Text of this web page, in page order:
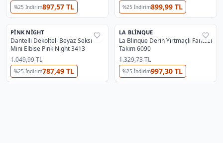
%25 İndirim897,57 TL %25 İndirim899,99 TL
%54
PINK NIGHT
Dantelli Dekolteli Beyaz Seksi
Mini Elbise Pink Night 3413
1.049,99 TL
%25 İndirim787,49 TL
%25
LA BLINQUE
La Blinque Derin Yırtmaçlı Fantazi
Takım 6090
1.329,73 TL
%25 İndirim997,30 TL